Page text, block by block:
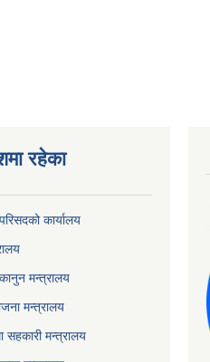
रहेका
कार्यालय
मन्त्रालय
मन्त्रालय
सहकारी मन्त्रालय